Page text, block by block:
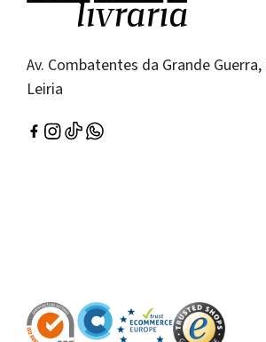
Av. Combatentes da Grande Guerra,
Leiria